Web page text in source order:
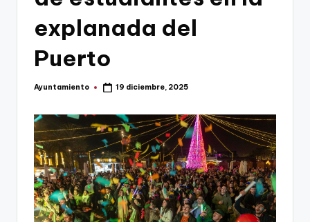
explanada del
Puerto
Publicado
Ayuntamiento 19 diciembre, 2025